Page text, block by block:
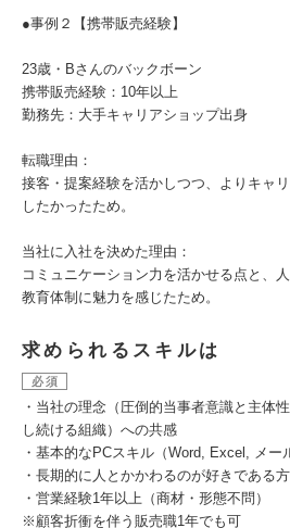
●事例２【携帯販売経験】
23歳・Bさんのバックボーン
携帯販売経験：10年以上
勤務先：大手キャリアショップ出身
転職理由：
接客・提案経験を活かしつつ、よりキャ
したかったため。
当社に入社を決めた理由：
コミュニケーション力を活かせる点と、
教育体制に魅力を感じたため。
求められるスキルは
必須
・当社の理念（圧倒的当事者意識と主体
し続ける組織）への共感
・基本的なPCスキル（Word, Excel, メー
・長期的に人とかかわるのが好きである方
・営業経験1年以上（商材・形態不問）
※顧客折衝を伴う販売職1年でも可